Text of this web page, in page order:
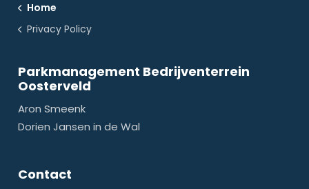
Home
Privacy Policy
Parkmanagement Bedrijventerrein
Oosterveld
Aron Smeenk
Dorien Jansen in de Wal
Contact